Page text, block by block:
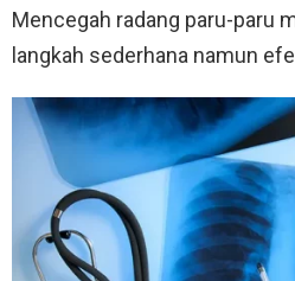
Mencegah radang paru-paru
langkah sederhana namun